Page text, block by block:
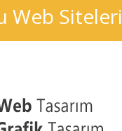
Web Siteleri